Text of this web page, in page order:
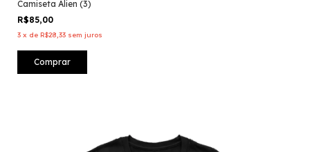
Camiseta Alien (3)
R$85,00
3 x de R$28,33 sem juros
Comprar